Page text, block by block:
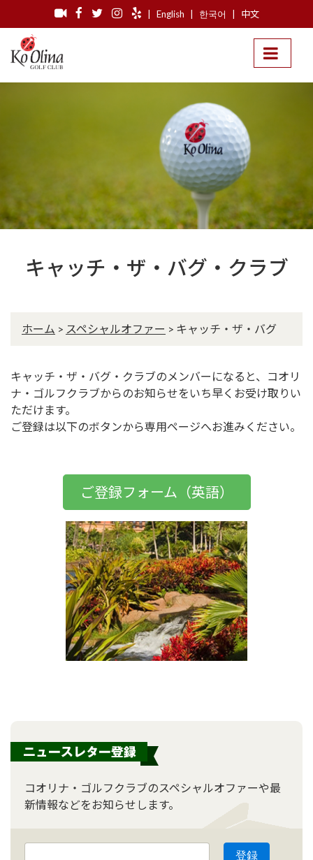
English 한국어 中文
キャッチ・ザ・バグ・クラブ
ホーム > スペシャルオファー > キャッチ・ザ・バグ
キャッチ・ザ・バグ・クラブのメンバーになると、コオリ
ナ・ゴルフクラブからのお知らせをいち早くお受け取りい
ただけます。
ご登録は以下のボタンから専用ページへお進みください。
ご登録フォーム（英語）
コオリナ・ゴルフクラブのスペシャルオファーや最
新情報などをお知らせします。